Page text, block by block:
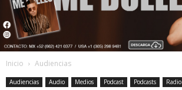
Inicio Audiencias
Audiencias Audio Medios Podcast Podcasts Radio